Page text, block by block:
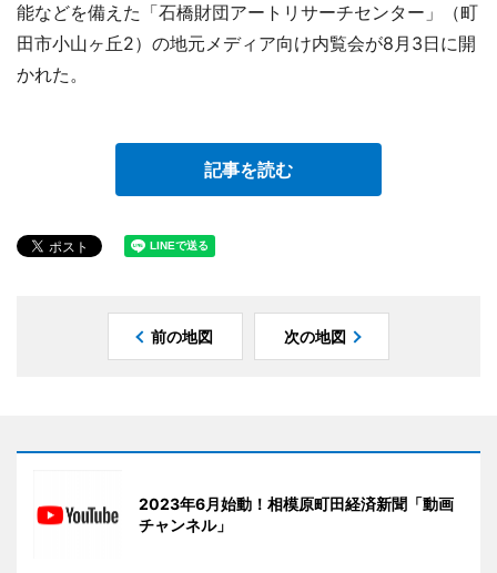
能などを備えた「石橋財団アートリサーチセンター」（町
田市小山ヶ丘2）の地元メディア向け内覧会が8月3日に開
かれた。
記事を読む
前の地図 次の地図
2023年6月始動！相模原町田経済新聞「動画
チャンネル」